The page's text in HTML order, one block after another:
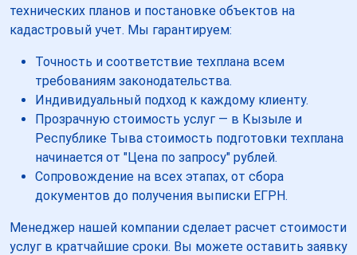
технических планов и постановке объектов на
кадастровый учет. Мы гарантируем:
Точность и соответствие техплана всем
требованиям законодательства.
Индивидуальный подход к каждому клиенту.
Прозрачную стоимость услуг — в Кызыле и
Республике Тыва стоимость подготовки техплана
начинается от "Цена по запросу" рублей.
Сопровождение на всех этапах, от сбора
документов до получения выписки ЕГРН.
Менеджер нашей компании сделает расчет стоимости
услуг в кратчайшие сроки. Вы можете оставить заявку